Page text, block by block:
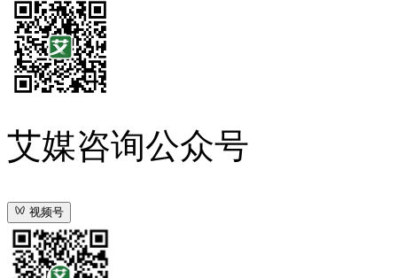
艾媒咨询公众号
视频号